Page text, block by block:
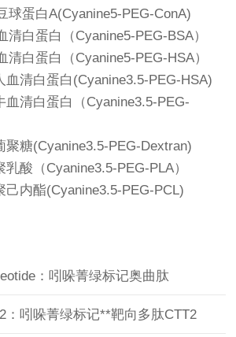
球蛋白A(Cyanine5-PEG-ConA)
清白蛋白（Cyanine5-PEG-BSA）
清白蛋白（Cyanine5-PEG-HSA）
血清白蛋白(Cyanine3.5-PEG-HSA)
血清白蛋白（Cyanine3.5-PEG-
聚糖(Cyanine3.5-PEG-Dextran)
酸（Cyanine3.5-PEG-PLA）
己内酯(Cyanine3.5-PEG-PCL)
：吲哚菁绿标记奥曲肽
：吲哚菁绿标记**靶向多肽CTT2